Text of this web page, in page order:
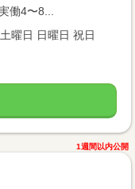
働4〜8...
曜日 日曜日 祝日
1週間以内公開